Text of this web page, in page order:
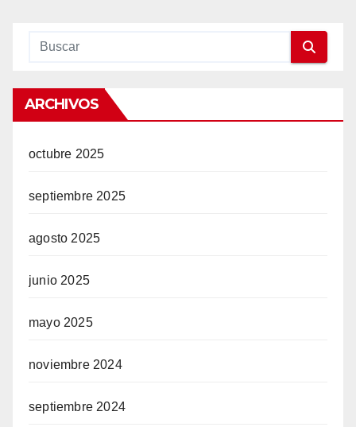
ARCHIVOS
octubre 2025
septiembre 2025
agosto 2025
junio 2025
mayo 2025
noviembre 2024
septiembre 2024